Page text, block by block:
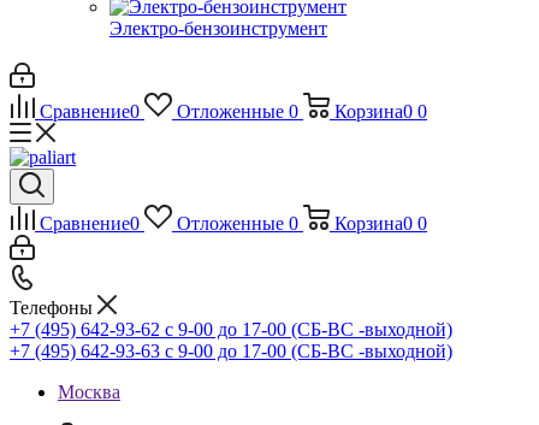
Электро-бензоинструмент
Сравнение0 Отложенные 0 Корзина0 0
Сравнение0 Отложенные 0 Корзина0 0
Телефоны
+7 (495) 642-93-62 c 9-00 до 17-00 (СБ-ВС -выходной)
+7 (495) 642-93-63 c 9-00 до 17-00 (СБ-ВС -выходной)
Москва